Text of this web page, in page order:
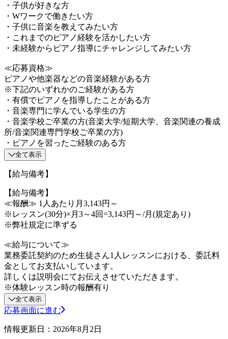
・子供が好きな方
・Wワークで働きたい方
・子供に音楽を教えてみたい方
・これまでのピアノ経験を活かしたい方
・未経験からピアノ指導にチャレンジしてみたい方
≪応募資格≫
ピアノや他楽器などの音楽経験がある方
※下記のいずれかのご経験がある方
・有償でピアノを指導したことがある方
・音楽専門に学んでいる学生の方
・音楽学校ご卒業の方(音楽大学/短期大学、音楽関連の養成
所/音楽関連専門学校ご卒業の方)
・ピアノを習ったご経験のある方
全て表示
【給与備考】
【給与備考】
≪報酬≫ 1人あたり月3,143円～
※レッスン(30分)×月3～4回=3,143円～/月(規定あり)
※弊社規定に準ずる
≪給与について≫
業務委託契約のため生徒さん1人レッスンにおける、委託料
金としてお支払いしています。
詳しくは説明会にてお伝えさせていただきます。
※体験レッスン時の報酬有り
全て表示
応募画面に進む
情報更新日：2026年8月2日